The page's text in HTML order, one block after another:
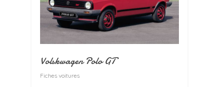
Volskwagen Polo GT
Fiches voitures